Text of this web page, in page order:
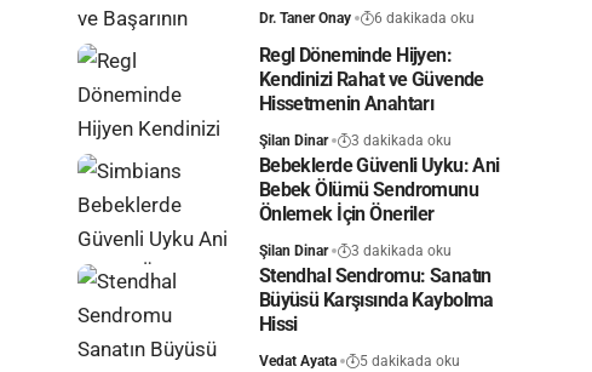
Dr. Taner Onay 6 dakikada oku
Regl Döneminde Hijyen:
Kendinizi Rahat ve Güvende
Hissetmenin Anahtarı
Şilan Dinar 3 dakikada oku
Bebeklerde Güvenli Uyku: Ani
Bebek Ölümü Sendromunu
Önlemek İçin Öneriler
Şilan Dinar 3 dakikada oku
Stendhal Sendromu: Sanatın
Büyüsü Karşısında Kaybolma
Hissi
Vedat Ayata 5 dakikada oku